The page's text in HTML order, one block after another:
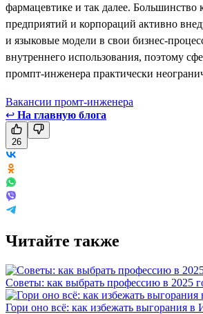
фармацевтике и так далее. Большинство
предприятий и корпораций активно
и языковые модели в свои бизнес-
внутреннего использования, поэтому
промпт-инженера практически
Вакансии промт-инженера
↩ На главную блога
26
Читайте также
Советы: как выбрать профессию в 2025
Гори оно всё: как избежать выгорания в